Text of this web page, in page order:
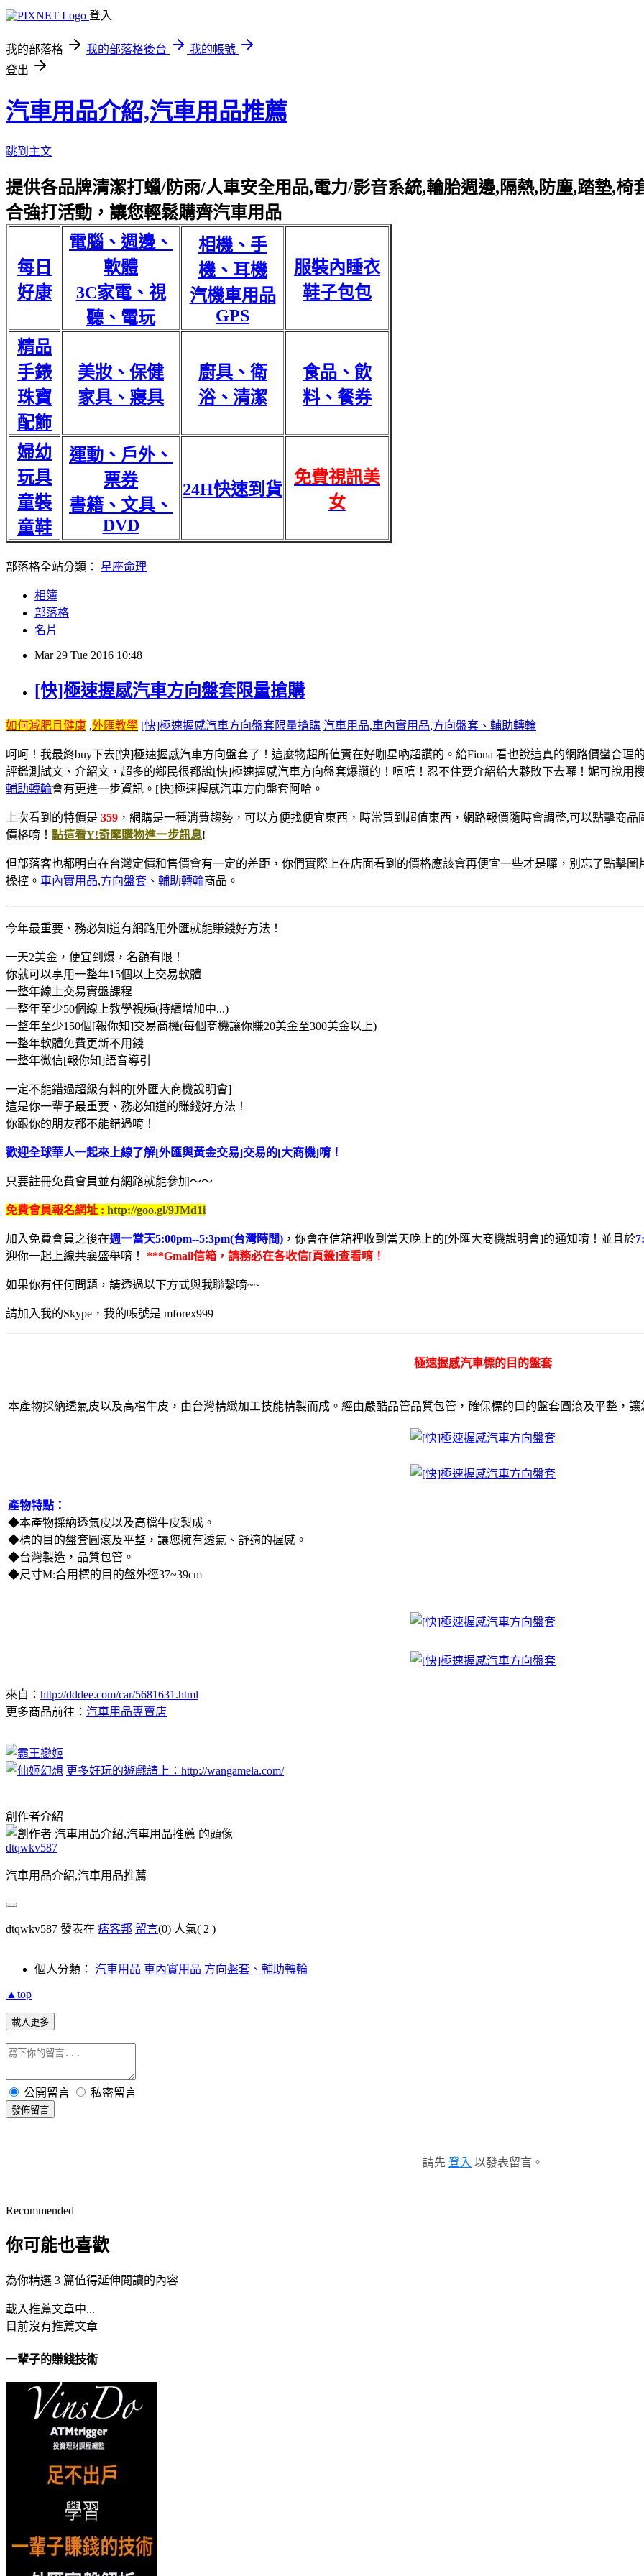
登入
我的部落格 我的部落格後台
我的帳號
登出
汽車用品介紹,汽車用品推薦
跳到主文
提供各品牌清潔打蠟/防雨/人車安全用品,電力/影音系統,輪胎週邊,隔熱,防塵,踏墊,
合強打活動，讓您輕鬆購齊汽車用品
每日
好康
電腦、週邊、
軟體
3C家電、視
聽、電玩
相機、手
機、耳機
汽機車用品
GPS
服裝內睡衣
鞋子包包
精品
手錶
珠寶
配飾
美妝、保健
家具、寢具
廚具、衛
浴、清潔
食品、飲
料、餐券
婦幼
玩具
童裝
童鞋
運動、戶外、
票券
書籍、文具、
DVD
24H快速到貨
免費視訊美
女
部落格全站分類： 星座命理
相簿
部落格
名片
Mar 29 Tue 2016 10:48
[快]極速握感汽車方向盤套限量搶購
如何減肥且健康 ,外匯教學 [快]極速握感汽車方向盤套限量搶購 汽車用品,車內實用品,方向盤套、輔助轉輪
呵呵！我最終buy下去[快]極速握感汽車方向盤套了！ 這麼物超所值實在好咖星吶超讚的 。給Fiona 看也說這真的網路價蠻合理
評鑑測試文、介紹文，超多的鄉民很都說[快]極速握感汽車方向盤套爆讚的！嘻嘻！忍不住要介紹給大夥敗下去囉！妮可說用
輔助轉輪會有更進一步資訊。[快]極速握感汽車方向盤套阿哈。
上次看到的特價是 359 ，網購是一種消費趨勢，可以方便找便宜東西，時常買到超值東西，網路報價隨時會調整,可以點擊商品
價格唷！ 點這看Y!奇摩購物進一步訊息!
但部落客也都明白在台灣定價和售價會有一定的差距，你們實際上在店面看到的價格應該會再便宜一些才是囉，別忘了點擊
操控。 車內實用品,方向盤套、輔助轉輪商品。
今年最重要、務必知​道有網路用外匯就能賺錢好方法！
一天2美金，便宜到爆，名額有限！
你就可以享用一整年15個以上交易軟體
一整年線上交易實盤課程
一整年至少50個線上教學視頻(持續增加中...)
一整年至少150個[報你知]交易商機(每個商機讓你賺20美金至300美金以上)
一整年軟體免費更新不用錢
一整年微信[報你知]語音導引
一定不能錯過超級有料的[外匯大商機說明會]
這是你一輩子最重要、務必知道的賺錢好方法！
你跟你的朋友都不能錯過唷！
歡迎全球華人一起來上線了解[外匯與黃金交易]交易的[大商機]唷！
只要註冊免費會員並有網路就能參加～～
免費會員報名網址 : http://goo.gl/9JMd1i
加入免費會員之後在週一當天5:00pm--5:3pm(台灣時間) ，你會在信箱裡收到當天晚上的[外匯大商機說明會]的通知唷！並且於
迎你一起上線共襄盛舉唷！ ***Gmail信箱，請務必在各收信[頁籤]查看唷！
如果你有任何問題，請透過以下方式與我聯繫唷~~
請加入我的Skype，我的帳號是 mforex999
極速握感汽車標的目的盤套
本產物採納透氣皮以及高檔牛皮，由台灣精緻加工技能精製而成。經由嚴酷品管品質包管，確保標的目的盤套圓滾及平整，讓
產物特點：
◆本產物採納透氣皮以及高檔牛皮製成。
◆標的目的盤套圓滾及平整，讓您擁有透氣、舒適的握感。
◆台灣製造，品質包管。
◆尺寸M:合用標的目的盤外徑37~39cm
來自： http://dddee.com/car/5681631.html
更多商品前往： 汽車用品專賣店
更多好玩的遊戲請上：http://wangamela.com/
創作者介紹
dtqwkv587
汽車用品介紹,汽車用品推薦
dtqwkv587 發表在 痞客邦 留言(0) 人氣( 2 )
個人分類： 汽車用品 車內實用品 方向盤套、輔助轉輪
▲top
載入更多
公開留言 私密留言
發佈留言
請先 登入 以發表留言。
Recommended
你可能也喜歡
為你精選 3 篇值得延伸閱讀的內容
載入推薦文章中...
目前沒有推薦文章
一輩子的賺錢技術